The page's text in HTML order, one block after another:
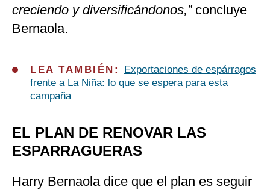
creciendo y diversificándonos,”concluye
Bernaola.
LEA TAMBIÉN:
Exportaciones de espárragos
frente a La Niña: lo que se espera para esta
campaña
EL PLAN DE RENOVAR LAS
ESPARRAGUERAS
Harry Bernaola dice que el plan es seguir